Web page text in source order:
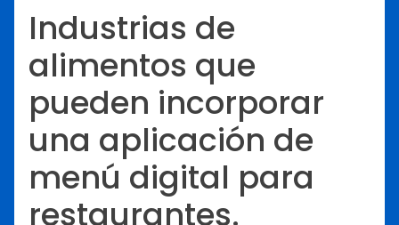
Industrias de
alimentos que
pueden incorporar
una aplicación de
menú digital para
restaurantes.